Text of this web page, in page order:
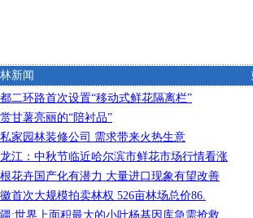
新闻
二环路首次设置“移动式鲜花隔离栏”
甘薯亮丽的“陪衬品”
家园林装修公司 需求带来火热生意
江：中秋节临近哈尔滨市鲜花市场行情看涨
花卉国产化有潜力 大量进口现象有望改善
首次大规模拍卖林权 526亩林场总价86.
:世界上面积最大的小叶杨基因库急需抢救